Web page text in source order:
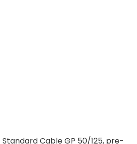
Standard Cable GP 50/125, pre-